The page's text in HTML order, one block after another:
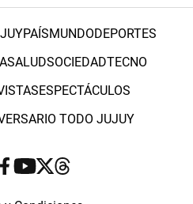
PAÍSMUNDODEPORTES
SALUDSOCIEDADTECNO
ESPECTÁCULOS
TODO JUJUY